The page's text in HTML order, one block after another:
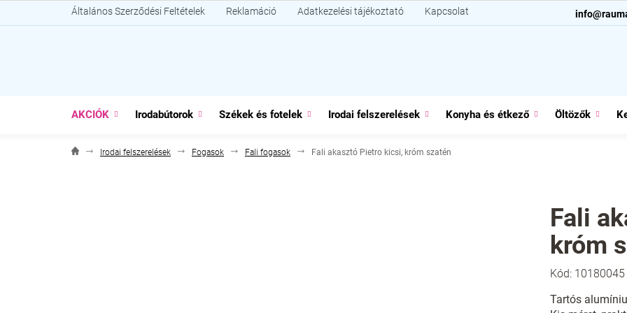
a
Általános Szerződési Feltételek Reklamáció Adatkezelési tájékoztató Kapcsolat
AKCIÓK Irodabútorok Székek és fotelek Irodai felszerelések Konyha és étkező Öltözők
Irodai felszerelések Fogasok Fali fogasok Fali akasztó Pietro kicsi, króm szatén
Fali
króm
Kód: 10180045
Tartós